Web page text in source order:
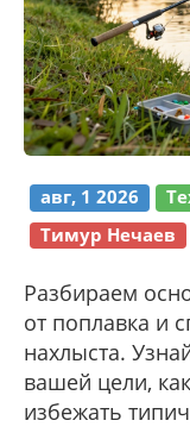
авг, 1 2026
Тимур Нечаев
Разбираем
от поплавка и
нахлыста.
вашей цели,
избежать